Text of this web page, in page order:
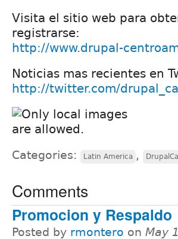
Visita el sitio web para
registrarse:
http://www.drupal-
Noticias mas recientes en
http://twitter.com/drupal_ca
Categories: Latin America ,
Comments
Promocion y Respaldo
Posted by rmontero on May